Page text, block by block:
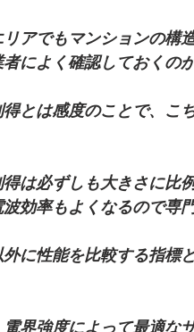
もマンションの構造や
によく確認しておくの
感度のことで、こちら
ずしも大きさに比例す
効率もよくなるので専
能を比較する指標とし
度によって最適なサイ